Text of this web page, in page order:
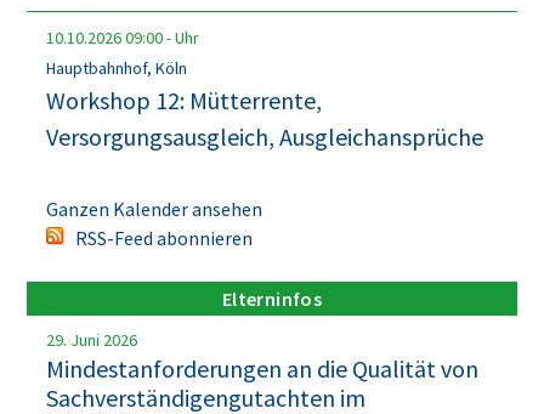
10.10.202609:00-Uhr
Hauptbahnhof, Köln
Workshop 12: Mütterrente,
Versorgungsausgleich, Ausgleichansprüche
Ganzen Kalender ansehen
RSS-Feed abonnieren
Elterninfos
29. Juni 2026
Mindestanforderungen an die Qualität von
Sachverständigengutachten im